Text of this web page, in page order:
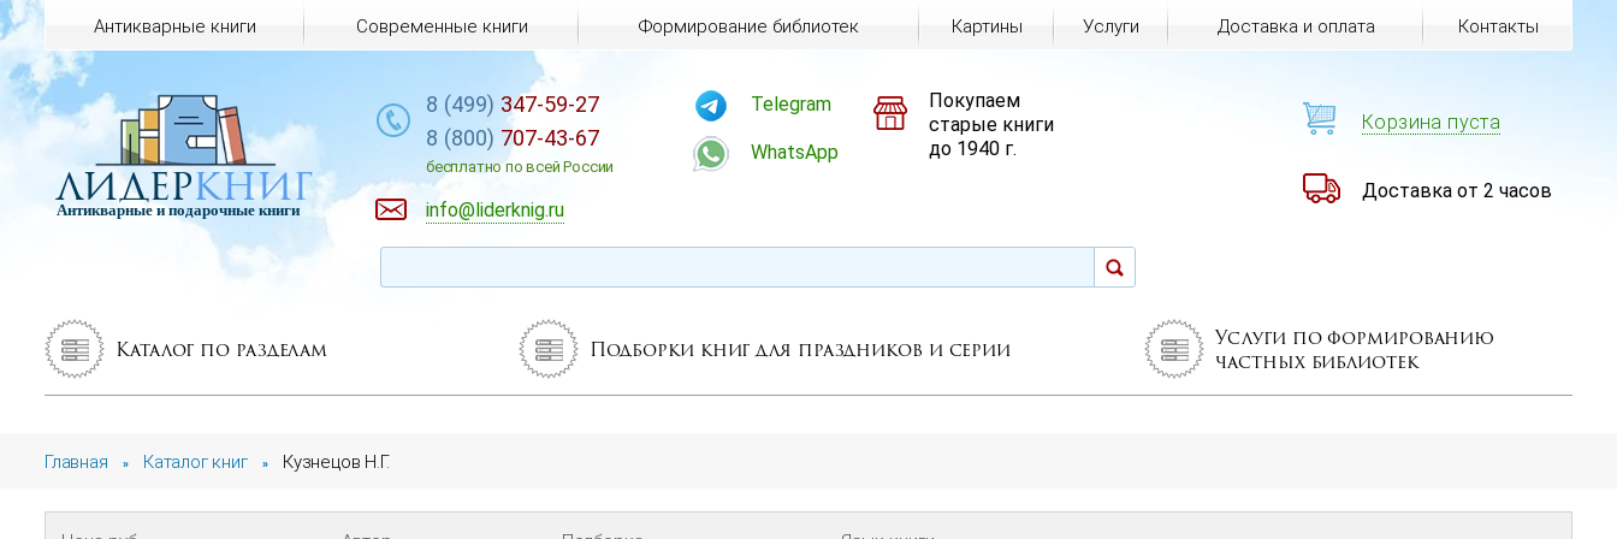
Каталог по разделам Подборки книг для праздников и серии
Услуги по формированию
частных библиотек
Главная » Каталог книг » Кузнецов Н.Г.
Антикварные книги Современные книги Формирование библиотек Картины Услуги Доставка и оплата Контакты
лидеркниг
Антикварные и подарочные книги
8 (499) 347-59-27
8 (800) 707-43-67
бесплатно по всей России
info@liderknig.ru
Telegram
WhatsApp
Покупаем
старые книги
до 1940 г.
Корзина пуста
Доставка от 2 часов